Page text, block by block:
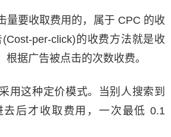
量要收取费用的，属于 CPC 的收
per-click)的收费方法就是收
据广告被点击的次数收费。
用这种定价模式。当别人搜索到
去后才收取费用，一次最低 0.1